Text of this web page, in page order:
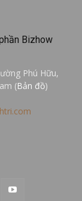
Bizhow
Phú Hữu,
(Bản đồ)